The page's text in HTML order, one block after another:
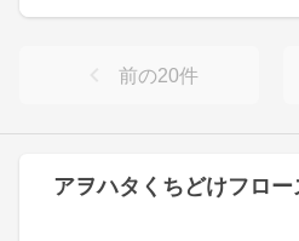
アヲハタくちどけフロ
前の20件